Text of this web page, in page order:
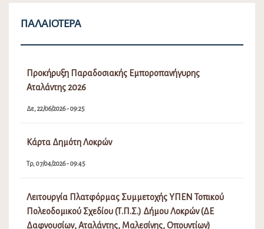
ΠΑΛΑΙΌΤΕΡΑ
Προκήρυξη Παραδοσιακής Εμποροπανήγυρης
Αταλάντης 2026
Δε, 22/06/2026 - 09:25
Κάρτα Δημότη Λοκρών
Τρ, 07/04/2026 - 09:45
Λειτουργία Πλατφόρμας Συμμετοχής ΥΠΕΝ Τοπικού
Πολεοδομικού Σχεδίου (Τ.Π.Σ.) Δήμου Λοκρών (ΔΕ
Δαφνουσίων, Αταλάντης, Μαλεσίνης, Οπουντίων)